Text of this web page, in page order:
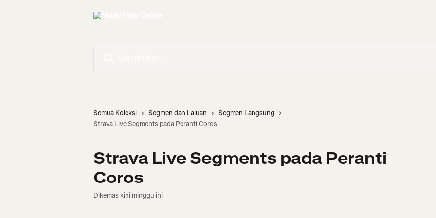
Semua Koleksi Segmen dan Laluan
Segmen Langsung
Strava Live Segments pada Peranti Coros
Strava Live Segments pada Peranti
Coros
Dikemas kini minggu ini